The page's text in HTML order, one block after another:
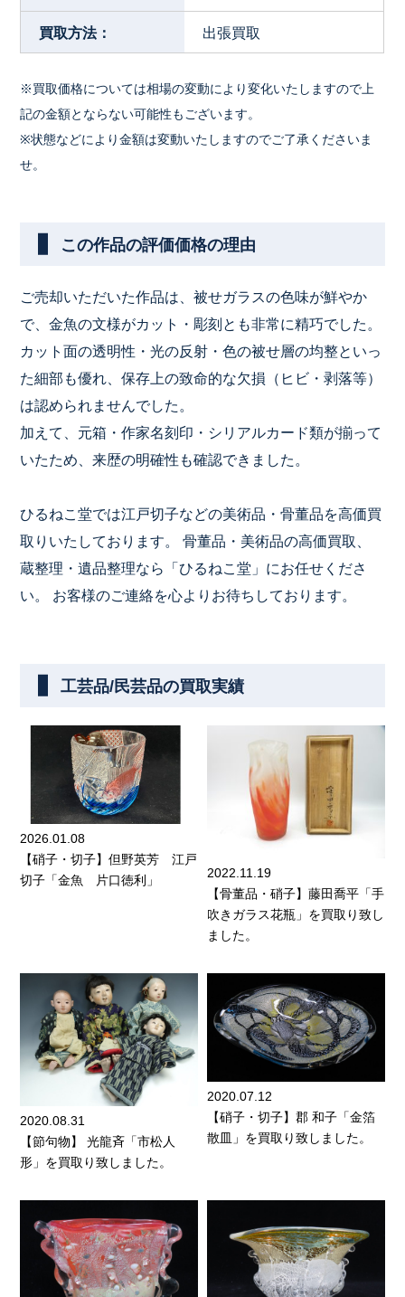
買取方法： 出張買取
※買取価格については相場の変動により変化いたしますので上
記の金額とならない可能性もございます。
※状態などにより金額は変動いたしますのでご了承くださいま
せ。
この作品の評価価格の理由
ご売却いただいた作品は、被せガラスの色味が鮮やか
で、金魚の文様がカット・彫刻とも非常に精巧でした。
カット面の透明性・光の反射・色の被せ層の均整といっ
た細部も優れ、保存上の致命的な欠損（ヒビ・剥落等）
は認められませんでした。
加えて、元箱・作家名刻印・シリアルカード類が揃って
いたため、来歴の明確性も確認できました。
ひるねこ堂では江戸切子などの美術品・骨董品を高価買
取りいたしております。 骨董品・美術品の高価買取、
蔵整理・遺品整理なら「ひるねこ堂」にお任せくださ
い。 お客様のご連絡を心よりお待ちしております。
工芸品/民芸品の買取実績
2026.01.08
【硝子・切子】但野英芳 江戸
切子「金魚 片口徳利」
2022.11.19
【骨董品・硝子】藤田喬平「手
吹きガラス花瓶」を買取り致し
ました。
2020.08.31
【節句物】 光龍斉「市松人
形」を買取り致しました。
2020.07.12
【硝子・切子】郡 和子「金箔
散皿」を買取り致しました。